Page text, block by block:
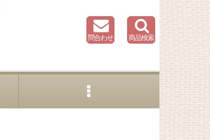
問合わせ 商品検索